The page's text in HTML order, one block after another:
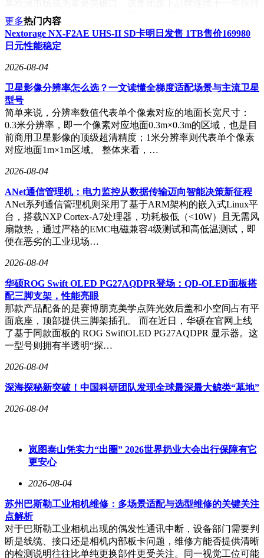
中国品牌销量第一，2025年欧洲年销量突破30万辆，创下中国
汽车品牌在发达市场的纪录。这种突破不仅体现在销量数字，
更在于完成从产品输出到技术标准输出的转型，在智能电动领
域形成完整的技术专利布局。
固态电池、800V高压平台、车载AI等领域的研发投入，技术
迭代周期缩短至12-18个月。出海战略也从单纯的产品出口，
升级为包含本地化研发、生产、服务的全价值链输出。某行业
分析师指出，头部企业通过构建覆盖乘用车、商用车、新能源
车的全品牌矩阵，在供应链管理、成本控制、技术研发等方面
形成显著优势。
这种体系化竞争在市场集中度提升上得到印证。数据显示，排
链条支撑成为主流竞争模式。特别是在智能电动领域，车企与
科技公司的跨界合作日益紧密，某车企与智能驾驶企业共建的
联合实验室，已产出多项车规级技术成果。
更多热门内容
Nextorage NX-F2AE UHS-II SD卡明日发售 1TB售价169980
日元性能稳定
2026-08-04
卫星影像分辨率怎么选？一文读懂全梯度适配场景与主流卫星
型号
简单来说，分辨率数值代表单个像素对应的地面长宽尺寸：
0.3米分辨率，即一个像素对应地面0.3m×0.3m的区域，也是目
前商用卫星影像的顶级超清精度；1米分辨率则代表单个像素
对应地面1m×1m区域。 整体来看，…
2026-08-04
ANet通信管理机：电力监控从数据传输迈向智能决策新征程
ANet系列通信管理机则采用了基于ARM架构的嵌入式Linux平
台，搭载NXP Cortex-A7处理器，功耗极低（<10W）且无需风
扇散热，通过严格的EMC电磁兼容4级测试和高低温测试，即
便在恶劣的工业现场…
2026-08-04
华硕ROG Swift OLED PG27AQDPR登场：QD-OLED面板搭
配三脚支架，性能亮眼
那款产品配备的是赛博朋克美学点阵光效后盖和小空间占有平
面底座，顶部提供三脚架插孔。 而在近日，华硕在官网上线
了基于同款面板的 ROG SwiftOLED PG27AQDPR 显示器。这
一型号则拥有半透明“探…
2026-08-04
深海探秘新突破！中国科研团队发现全球最深最大鲸类“墓地”
2026-08-04
岚图泰山凭实力“出圈” 2026世界奶业大会出行保障有它
更安心
2026-08-04
苏州巴斯勒工业相机维修：多场景适配与选型维修的关键关注
点解析
对于巴斯勒工业相机出现的偶发性通讯中断，设备部门需要判
断是线缆、接口还是相机内部板卡问题，维修方能否提供清晰
的检测说明往往比单纯更换部件更受关注。同一视觉工位可能